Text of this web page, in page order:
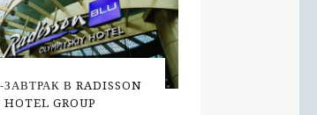
В RADISSON
HOTEL GROUP